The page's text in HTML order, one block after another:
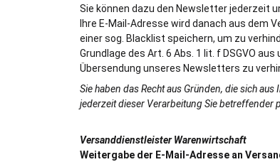
Sie können dazu den Newsletter jederzeit
Ihre E-Mail-Adresse wird danach aus dem
einer sog. Blacklist speichern, um zu
Grundlage des Art. 6 Abs. 1 lit. f DSGVO
Übersendung unseres Newsletters zu
Sie haben das Recht aus Gründen, die sich
jederzeit dieser Verarbeitung Sie betreffender
Versanddienstleister Warenwirtschaft
Weitergabe der E-Mail-Adresse an